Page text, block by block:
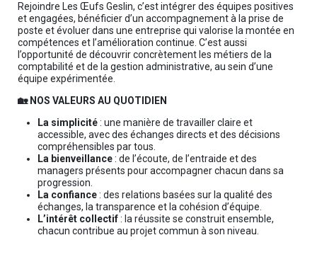
Rejoindre Les Œufs Geslin, c’est intégrer des équipes positives
et engagées, bénéficier d’un accompagnement à la prise de
poste et évoluer dans une entreprise qui valorise la montée en
compétences et l’amélioration continue. C’est aussi
l’opportunité de découvrir concrètement les métiers de la
comptabilité et de la gestion administrative, au sein d’une
équipe expérimentée.
🏡 NOS VALEURS AU QUOTIDIEN
La simplicité: une manière de travailler claire et
accessible, avec des échanges directs et des décisions
compréhensibles par tous.
La bienveillance: de l’écoute, de l’entraide et des
managers présents pour accompagner chacun dans sa
progression.
La confiance: des relations basées sur la qualité des
échanges, la transparence et la cohésion d’équipe.
L’intérêt collectif: la réussite se construit ensemble,
chacun contribue au projet commun à son niveau.